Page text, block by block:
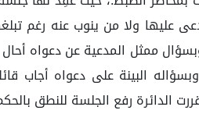
١٤٤٣ /١٠/٠٨ ولم يحضر من يمثل المدعى
ممثل المدعية عن دعواه
البينة على دعواه أجاب
الدائرة رفع الجلسة للنطق